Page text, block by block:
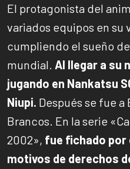
El protagonista del
variados equipos en su
cumpliendo el sueño
mundial. Al llegar a su
jugando en Nankatsu
Niupi. Después se fue a
Brancos. En la serie
2002», fue fichado por
motivos de derechos